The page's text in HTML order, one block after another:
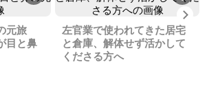
元旅
目と鼻
左官業で使われてきた居宅
と倉庫、解体せず活かして
くださる方へ